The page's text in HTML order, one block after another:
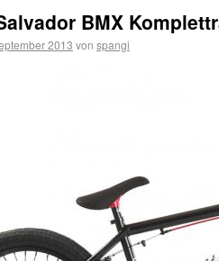
BMX
2013 von spangi